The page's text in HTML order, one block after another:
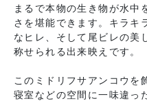
まるで本物の生き物が水中
さを堪能できます。キラキ
なヒレ、そして尾ビレの美
称せられる出来映えです。
このミドリフサアンコウを
寝室などの空間に一味違っ